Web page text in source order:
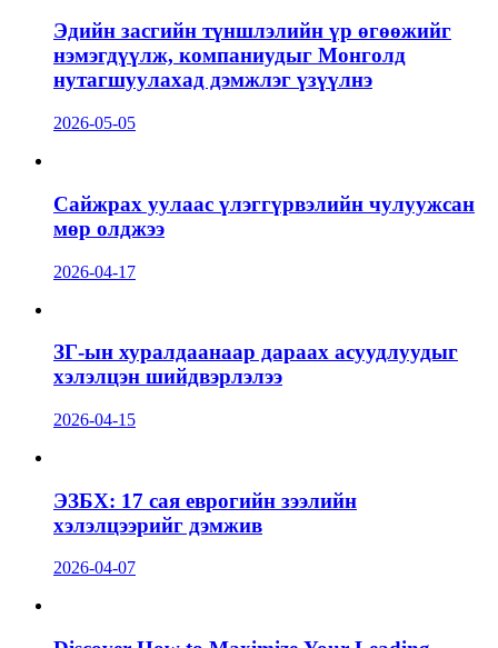
Эдийн засгийн түншлэлийн үр өгөөжийг
нэмэгдүүлж, компаниудыг Монголд
нутагшуулахад дэмжлэг үзүүлнэ
2026-05-05
Сайжрах уулаас үлэггүрвэлийн чулуужсан
мөр олджээ
2026-04-17
ЗГ-ын хуралдаанаар дараах асуудлуудыг
хэлэлцэн шийдвэрлэлээ
2026-04-15
ЭЗБХ: 17 сая еврогийн зээлийн
хэлэлцээрийг дэмжив
2026-04-07